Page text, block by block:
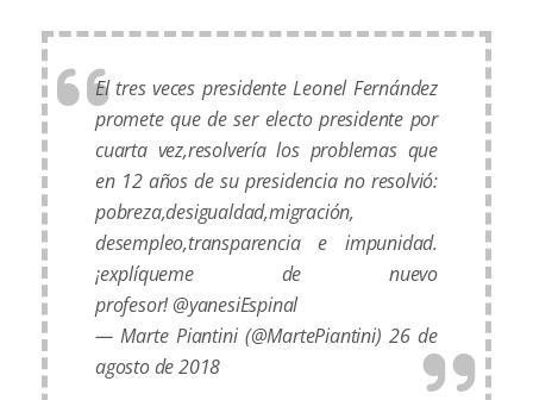
El tres veces presidente Leonel Fernández
promete que de ser electo presidente por
cuarta vez,resolvería los problemas que
en 12 años de su presidencia no resolvió:
pobreza,desigualdad,migración,
desempleo,transparencia e impunidad.
¡explíqueme de nuevo
profesor!@yanesiEspinal
— Marte Piantini (@MartePiantini)26 de
agosto de 2018